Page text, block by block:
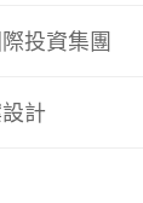
投資集團
計